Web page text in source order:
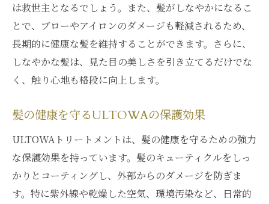
は救世主となるでしょう。また、髪がしなやかになるこ
とで、ブローやアイロンのダメージも軽減されるため、
長期的に健康な髪を維持することができます。さらに、
しなやかな髪は、見た目の美しさを引き立てるだけでな
く、触り心地も格段に向上します。
髪の健康を守るULTOWAの保護効果
ULTOWAトリートメントは、髪の健康を守るための強力
な保護効果を持っています。髪のキューティクルをしっ
かりとコーティングし、外部からのダメージを防ぎま
す。特に紫外線や乾燥した空気、環境汚染など、日常的